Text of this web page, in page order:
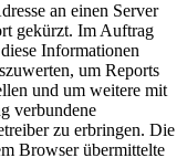
an einen Server
gekürzt. Im Auftrag
Informationen
um Reports
und um weitere mit
verbundene
zu erbringen. Die
Browser übermittelte